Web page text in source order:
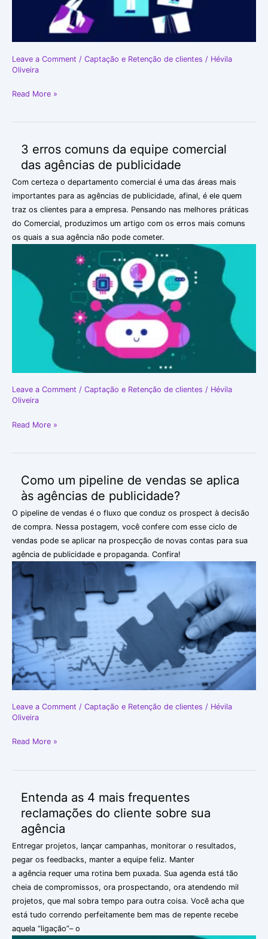
Leave a Comment / Captação e Retenção de clientes / Hévila
Oliveira
Read More »
3 erros comuns da equipe comercial
das agências de publicidade
Com certeza o departamento comercial é uma das áreas mais
importantes para as agências de publicidade, afinal, é ele quem
traz os clientes para a empresa. Pensando nas melhores práticas
do Comercial, produzimos um artigo com os erros mais comuns
os quais a sua agência não pode cometer.
Leave a Comment / Captação e Retenção de clientes / Hévila
Oliveira
erros
equipe
agências
publicidade
Read More »
Como um pipeline de vendas se aplica
às agências de publicidade?
O pipeline de vendas é o fluxo que conduz os prospect à decisão
de compra. Nessa postagem, você confere com esse ciclo de
vendas pode se aplicar na prospecção de novas contas para sua
agência de publicidade e propaganda. Confira!
Leave a Comment / Captação e Retenção de clientes / Hévila
Oliveira
Como
um
aplica
às
agências
publicidade?
Read More »
Entenda as 4 mais frequentes
reclamações do cliente sobre sua
agência
Entregar projetos, lançar campanhas, monitorar o resultados,
pegar os feedbacks, manter a equipe feliz. Manter
a agência requer uma rotina bem puxada. Sua agenda está tão
cheia de compromissos, ora prospectando, ora atendendo mil
projetos, que mal sobra tempo para outra coisa. Você acha que
está tudo correndo perfeitamente bem mas de repente recebe
aquela “ligação”– o
Entenda
frequentes
reclamações
do
cliente
sobre
sua
agência